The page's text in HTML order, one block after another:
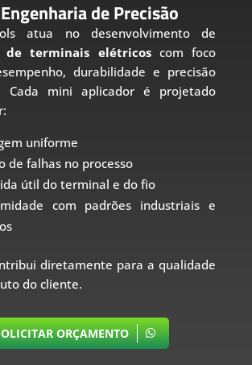
de Precisão
atua no desenvolvimento de
de terminais elétricoscom foco
durabilidade e precisão
Cada mini aplicador é projetado
uniforme
de falhas no processo
útil do terminal e do fio
com padrões industriais e
diretamente para a qualidade
do cliente.
ORÇAMENTO